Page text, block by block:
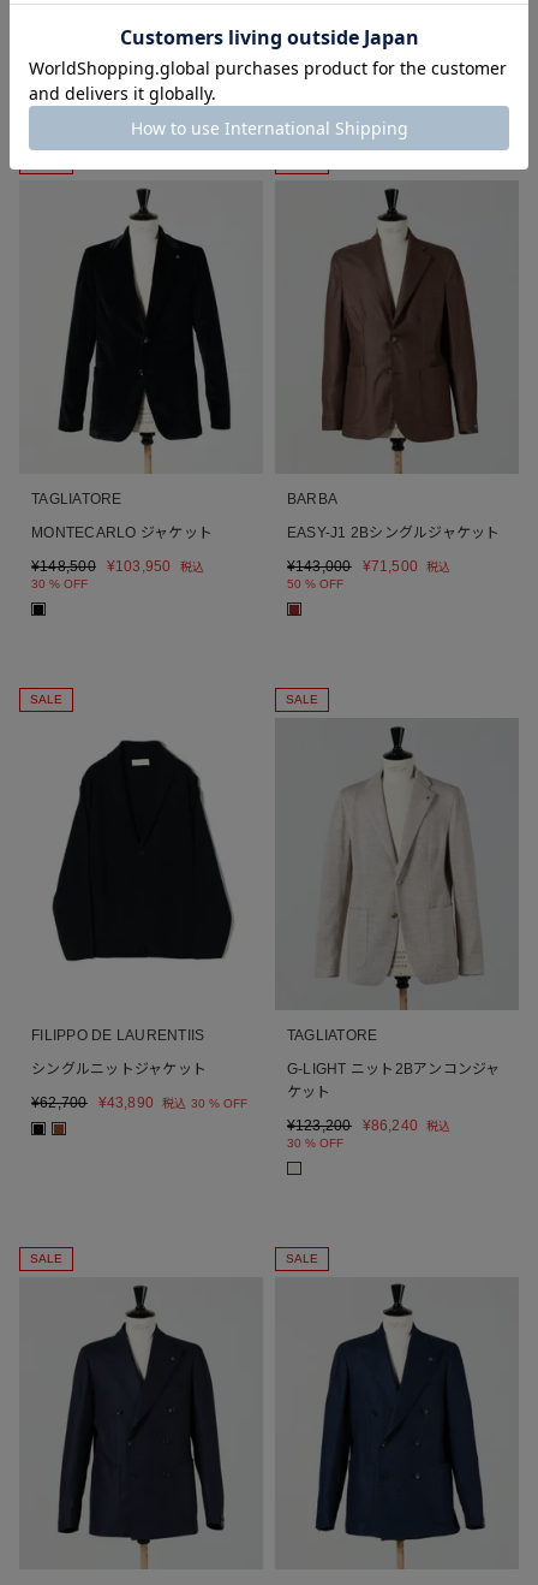
169,400
■
280,500 ¥
30 % OFF
■ ■
TAGLIATORE
MONTECARLO ジャケット
¥148,500 ¥103,950
税込
30 % OFF
■
BARBA
EASY-J1 2Bシングルジャケット
¥143,000 ¥71,500
税込
50 % OFF
■
SALE
FILIPPO DE LAURENTIIS
シングルニットジャケット
¥62,700 ¥43,890 税込 30 % OFF
■ ■
SALE
TAGLIATORE
G-LIGHT ニット2Bアンコンジャ
ケット
¥123,200 ¥86,240
税込
30 % OFF
SALE SALE